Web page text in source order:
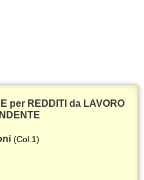
per REDDITI da LAVORO
(Col.1)